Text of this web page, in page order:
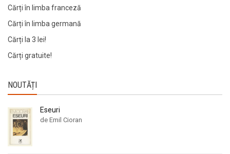
Cărți în limba franceză
Cărți în limba germană
Cărți la 3 lei!
Cărți gratuite!
NOUTĂȚI
Eseuri
de Emil Cioran